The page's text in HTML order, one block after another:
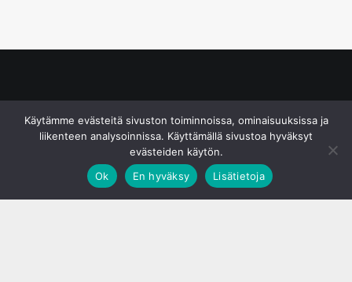
Käytämme evästeitä sivuston toiminnoissa, ominaisuuksissa ja
liikenteen analysoinnissa. Käyttämällä sivustoa hyväksyt
evästeiden käytön.
Ok
En hyväksy Lisätietoja